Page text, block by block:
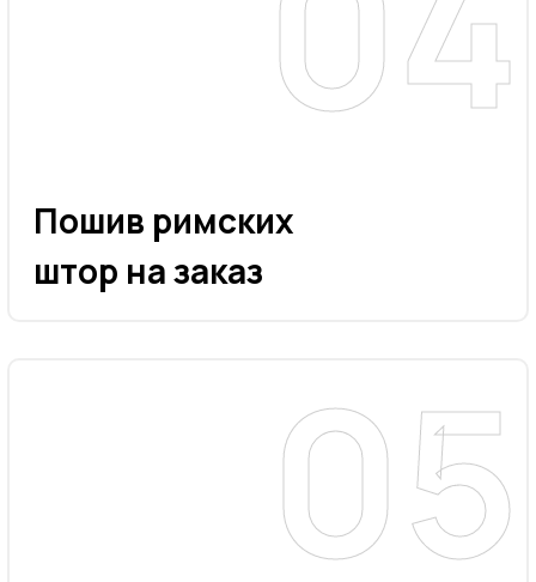
Пошив римских
штор на заказ